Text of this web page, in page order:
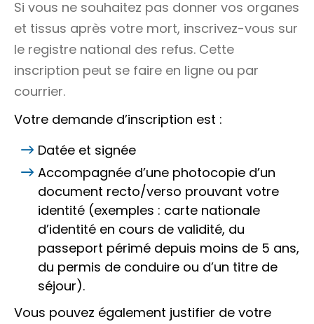
Si vous ne souhaitez pas donner vos organes
et tissus après votre mort, inscrivez-vous sur
le registre national des refus. Cette
inscription peut se faire en ligne ou par
courrier.
Votre demande d’inscription est :
Datée et signée
Accompagnée d’une photocopie d’un
document recto/verso prouvant votre
identité (exemples : carte nationale
d’identité en cours de validité, du
passeport périmé depuis moins de 5 ans,
du permis de conduire ou d’un titre de
séjour).
Vous pouvez également justifier de votre